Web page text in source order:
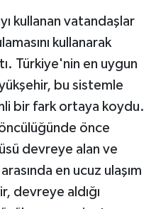
kullanan vatandaşlar
kullanarak
Türkiye'nin en uygun
bu sistemle
bir fark ortaya koydu.
önce
devreye alan ve
en ucuz ulaşım
devreye aldığı